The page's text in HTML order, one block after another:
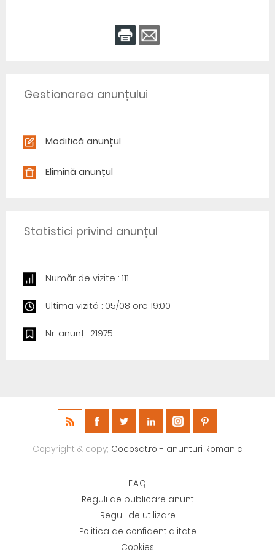
Gestionarea anunțului
Modifică anunțul
Elimină anunțul
Statistici privind anunțul
Număr de vizite : 111
Ultima vizită : 05/08 ore 19:00
Nr. anunț : 21975
Copyright & copy; Cocosat.ro - anunturi Romania
F.A.Q.
Reguli de publicare anunt
Reguli de utilizare
Politica de confidentialitate
Cookies